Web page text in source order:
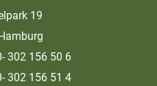
19
302 156 50 6
302 156 51 4